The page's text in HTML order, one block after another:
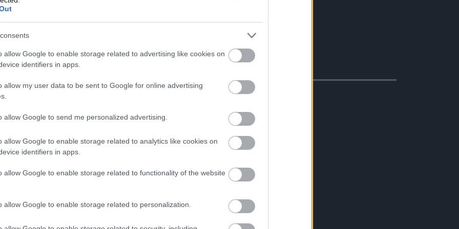
allow Google to enable storage related to advertising like cookies on
identifiers in apps.
allow my user data to be sent to Google for online advertising
allow Google to send me personalized advertising.
allow Google to enable storage related to analytics like cookies on
identifiers in apps.
allow Google to enable storage related to functionality of the website
allow Google to enable storage related to personalization.
valós előnyei – számokkal alátámasztva
növekedés
növekedés : 10-40% – rugalmasabb motor, kevesebb váltás
: 5-15% (pl. 5,9 liter → 5,2 liter/100 km)
✅ Dinamikusabb gyorsulás, jobb gázpedál-reakció
előzés, alacsonyabb fordulatszámon is erős motor
nő a károsanyag-kibocsátás, a diagnosztika zavartalan
→ Olvassa el részletesen a chiptuning oldalunkat